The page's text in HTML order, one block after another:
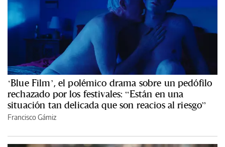
‘Blue Film’, el polémico drama sobre un pedófilo
rechazado por los festivales: “Están en una
situación tan delicada que son reacios al riesgo”
Francisco Gámiz